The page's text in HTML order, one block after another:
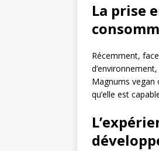
La prise
Récemment,
d’environnement,
Magnums vegan
qu’elle est